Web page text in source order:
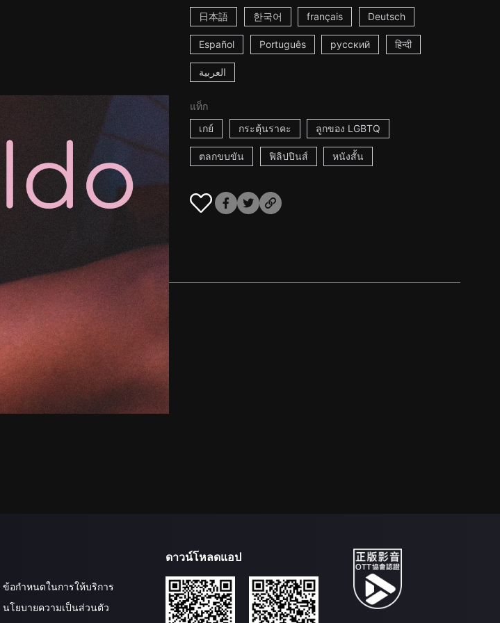
日本語 한국어 français Deutsch
Español Português русский हिन्दी
العربية
แท็ก
เกย์
กระตุ้นราคะ ลูกของ LGBTQ
ตลกขบขัน ฟิลิปปินส์ หนังสั้น
ข้อกำหนดในการให้บริการ
นโยบายความเป็นส่วนตัว
ดาวน์โหลดแอป